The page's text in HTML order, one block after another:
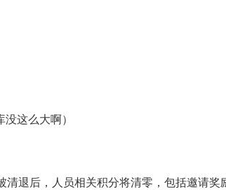
这么大啊）
退后，人员相关积分将清零，包括邀请奖